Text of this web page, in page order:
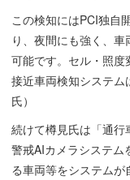
この検知にはPCI独自
り、夜間にも強く、
可能です。セル・照
接近車両検知システ
氏）
続けて樽見氏は「通
警戒AIカメラシステム
る車両等をシステム